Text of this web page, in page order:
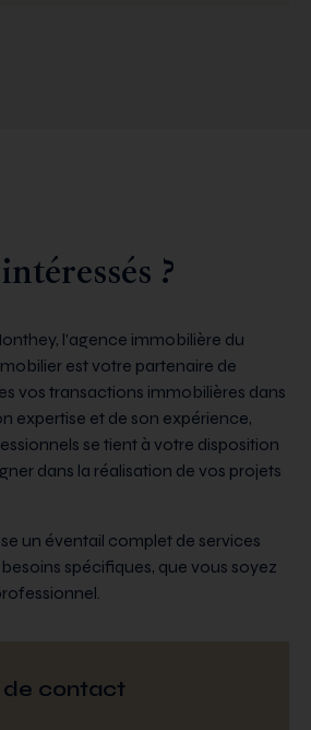
?
l’agence immobilière du
est votre partenaire de
vos transactions immobilières dans
expertise et de son expérience,
se tient à votre disposition
dans la réalisation de vos projets
un éventail complet de services
spécifiques, que vous soyez
de contact